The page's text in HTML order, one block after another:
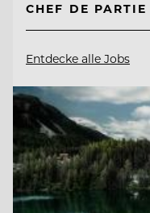
CHEF DE PARTIE
Entdecke alle Jobs